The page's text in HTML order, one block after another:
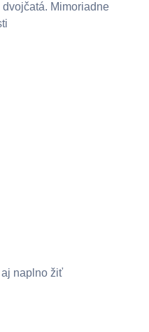
Mimoriadne
naplno žiť